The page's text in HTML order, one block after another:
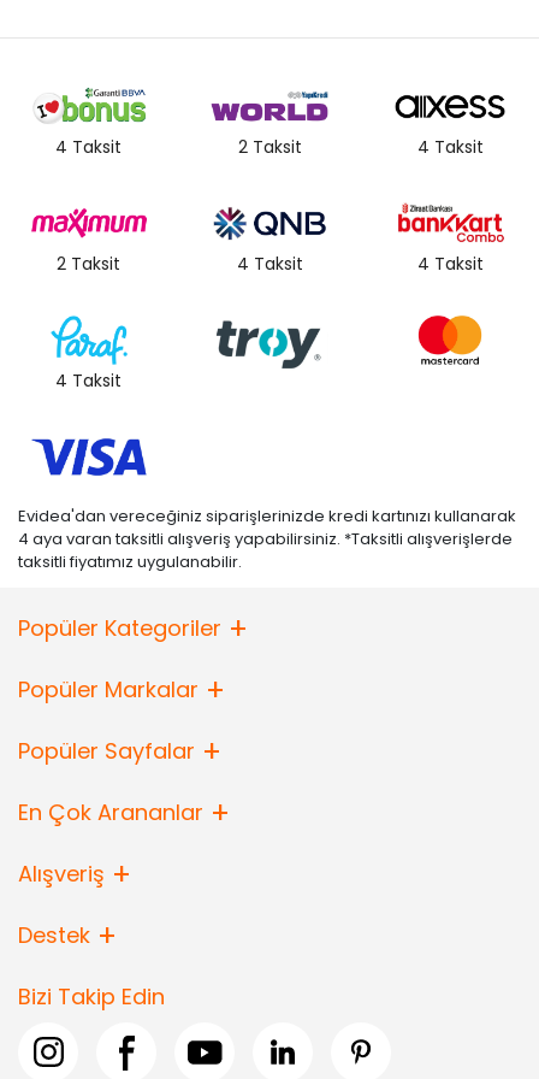
4 Taksit 2 Taksit 4 Taksit
2 Taksit 4 Taksit 4 Taksit
4 Taksit
Evidea'dan vereceğiniz siparişlerinizde kredi kartınızı kullanarak
4 aya varan taksitli alışveriş yapabilirsiniz. *Taksitli alışverişlerde
taksitli fiyatımız uygulanabilir.
Popüler Kategoriler
Popüler Markalar
Popüler Sayfalar
En Çok Arananlar
Alışveriş
Destek
Bizi Takip Edin